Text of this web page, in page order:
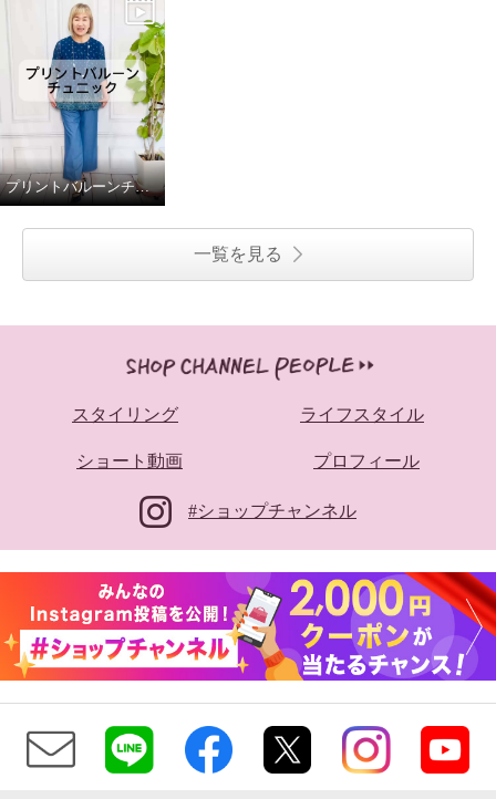
プリントバルーンチュニック (ブルー)
一覧を見る
スタイリング ライフスタイル
ショート動画 プロフィール
#ショップチャンネル